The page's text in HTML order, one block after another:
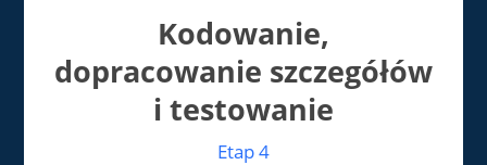
Kodowanie,
dopracowanie szczegółów
i testowanie
Etap 4